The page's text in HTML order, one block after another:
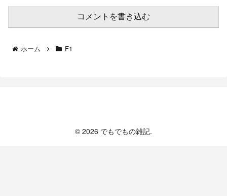
コメントを書き込む
ホーム F1
© 2026 でもでもの雑記.